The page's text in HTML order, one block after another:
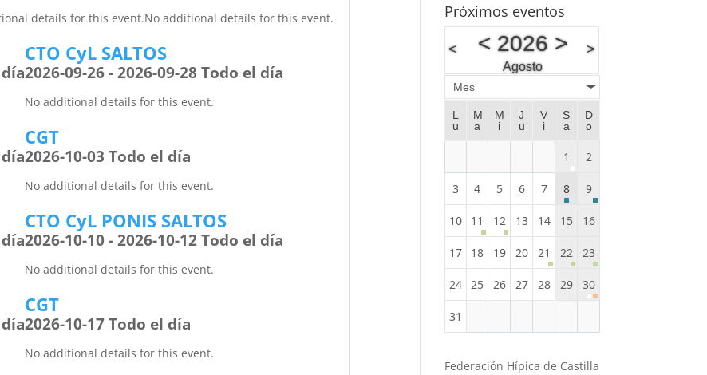
details for this event.No additional details for this event.
día
CTO CyL SALTOS
2026-09-26 - 2026-09-28 Todo el día
No additional details for this event.
día
CGT
2026-10-03 Todo el día
No additional details for this event.
día
CTO CyL PONIS SALTOS
2026-10-10 - 2026-10-12 Todo el día
No additional details for this event.
día
CGT
2026-10-17 Todo el día
No additional details for this event.
Próximos eventos
< <2026 >
Agosto
>
Mes
L
u
M
a
M
i
J
u
V
i
S
a
D
o
1 2
3 4 5 6 7 8 9
10 11 12 13 14 15 16
17 18 19 20 21 22 23
24 25 26 27 28 29 30
31
Federación Hípica de Castilla